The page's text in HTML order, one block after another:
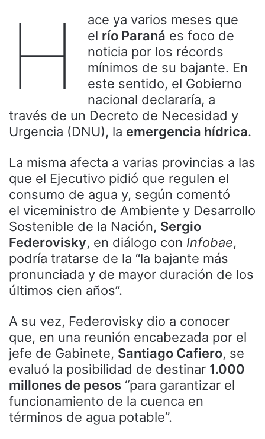
H
ace ya varios meses que
el río Paraná es foco de
noticia por los récords
mínimos de su bajante. En
este sentido, el Gobierno
nacional declararía, a
través de un Decreto de Necesidad y
Urgencia (DNU), la emergencia hídrica.
La misma afecta a varias provincias a las
que el Ejecutivo pidió que regulen el
consumo de agua y, según comentó
el viceministro de Ambiente y Desarrollo
Sostenible de la Nación, Sergio
Federovisky, en diálogo con Infobae,
podría tratarse de la “la bajante más
pronunciada y de mayor duración de los
últimos cien años”.
A su vez, Federovisky dio a conocer
que, en una reunión encabezada por el
jefe de Gabinete, Santiago Cafiero, se
evaluó la posibilidad de destinar 1.000
millones de pesos “para garantizar el
funcionamiento de la cuenca en
términos de agua potable”.